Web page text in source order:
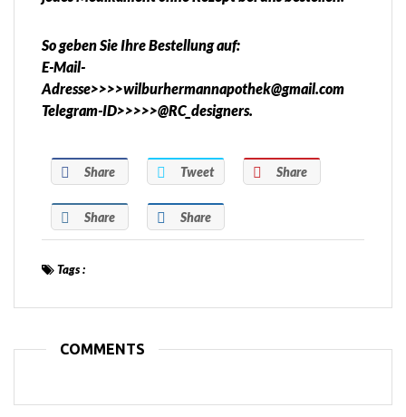
So geben Sie Ihre Bestellung auf:
E-Mail-
Adresse>>>>wilburhermannapothek@gmail.com
Telegram-ID>>>>>@RC_designers.
Share Tweet Share
Share Share
Tags :
COMMENTS